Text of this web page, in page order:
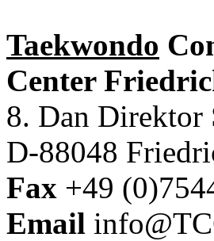
Taekwondo
Center
8. Dan Direktor
D-88048
Fax +49
Email